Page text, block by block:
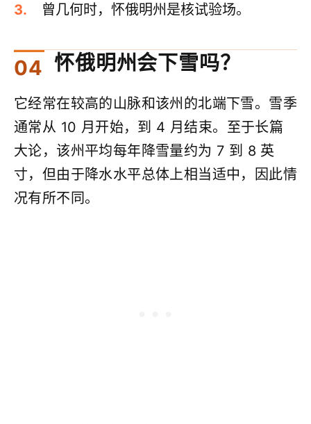
曾几何时，怀俄明州是核试验场。
怀俄明州会下雪吗？
它经常在较高的山脉和该州的北端下雪。雪季
通常从 10 月开始，到 4 月结束。至于长篇
大论，该州平均每年降雪量约为 7 到 8 英
寸，但由于降水水平总体上相当适中，因此情
况有所不同。